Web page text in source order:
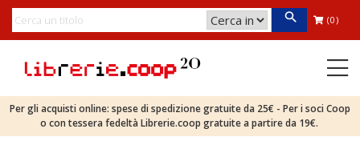
(0)
Per gli acquisti online: spese di spedizione gratuite da 25€ - Per i soci Coop
o con tessera fedeltà Librerie.coop gratuite a partire da 19€.